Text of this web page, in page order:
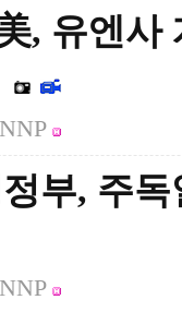
, 유엔사
부, 주